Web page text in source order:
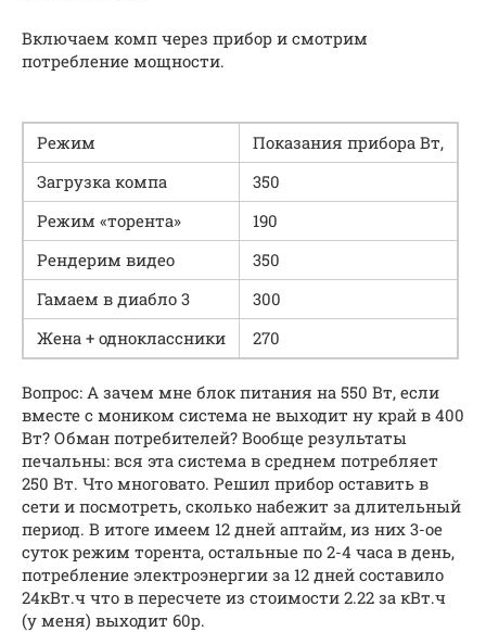
Включаем комп через прибор и смотрим
потребление мощности.
Режим
Показания прибора Вт,
Загрузка компа
350
Режим «торента»
190
Рендерим видео
350
Гамаем в диабло 3
300
Жена + одноклассники
270
Вопрос: А зачем мне блок питания на 550 Вт, если
вместе с моником система не выходит ну край в 400
Вт? Обман потребителей? Вообще результаты
печальны: вся эта система в среднем потребляет
250 Вт. Что многовато. Решил прибор оставить в
сети и посмотреть, сколько набежит за длительный
период. В итоге имеем 12 дней аптайм, из них 3-ое
суток режим торента, остальные по 2-4 часа в день,
потребление электроэнергии за 12 дней составило
24кВт.ч что в пересчете из стоимости 2.22 за кВт.ч
(у меня) выходит 60р.